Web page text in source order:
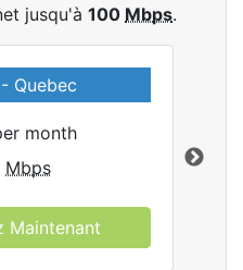
jusqu'à 100 Mbps.
Quebec
month
Mbps
Maintenant